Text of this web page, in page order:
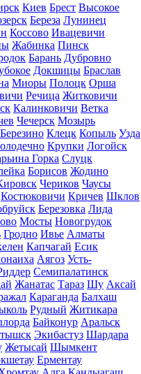
Киев Брест Высокое
Береза Лунинец
Коссово Ивацевичи
Жабинка Пинск
Барань Дубровно
Докшицы Браслав
Миоры Полоцк Орша
Речица Житковичи
Калинковичи Ветка
Чечерск Мозырь
Березино Клецк Копыль Узда
Крупки Логойск
Горка Слуцк
Борисов Жодино
Чериков Чаусы
Костюковичи Кричев Шклов
Березовка Лида
Мосты Новогрудок
Гродно Ивье Алматы
Капчагай Есик
Аягоз Усть-
Семипалатинск
Жанатас Тараз Шу Аксай
Караганда Балхаш
Рудный Житикара
Байконур Аральск
Экибастуз Шардара
Жетысай Шымкент
Ерментау